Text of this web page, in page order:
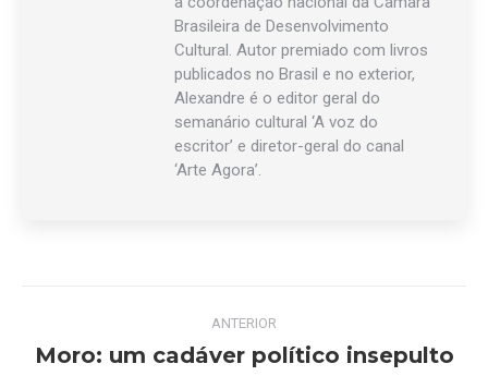
Brasileira de Desenvolvimento
Cultural. Autor premiado com livros
publicados no Brasil e no exterior,
Alexandre é o editor geral do
semanário cultural ‘A voz do
escritor’ e diretor-geral do canal
‘Arte Agora’.
Navegação
de
ANTERIOR
Post
Moro: um cadáver político insepulto